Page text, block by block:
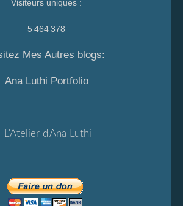
Visiteurs uniques :
5 464 378
Mes Autres blogs:
Ana Luthi Portfolio
L'Atelier d'Ana Luthi